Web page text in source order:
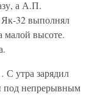
а А.П.
32 выполнял
малой высоте.
С утра зарядил
под непрерывным